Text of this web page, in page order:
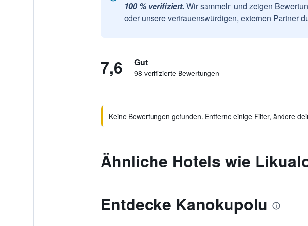
100 % verifiziert. Wir sammeln und zeigen
oder unsere vertrauenswürdigen, externen Partner
7,6 Gut
98 verifizierte Bewertungen
Keine Bewertungen gefunden. Entferne einige Filter, ändere
Ähnliche Hotels wie
Entdecke Kanokupolu